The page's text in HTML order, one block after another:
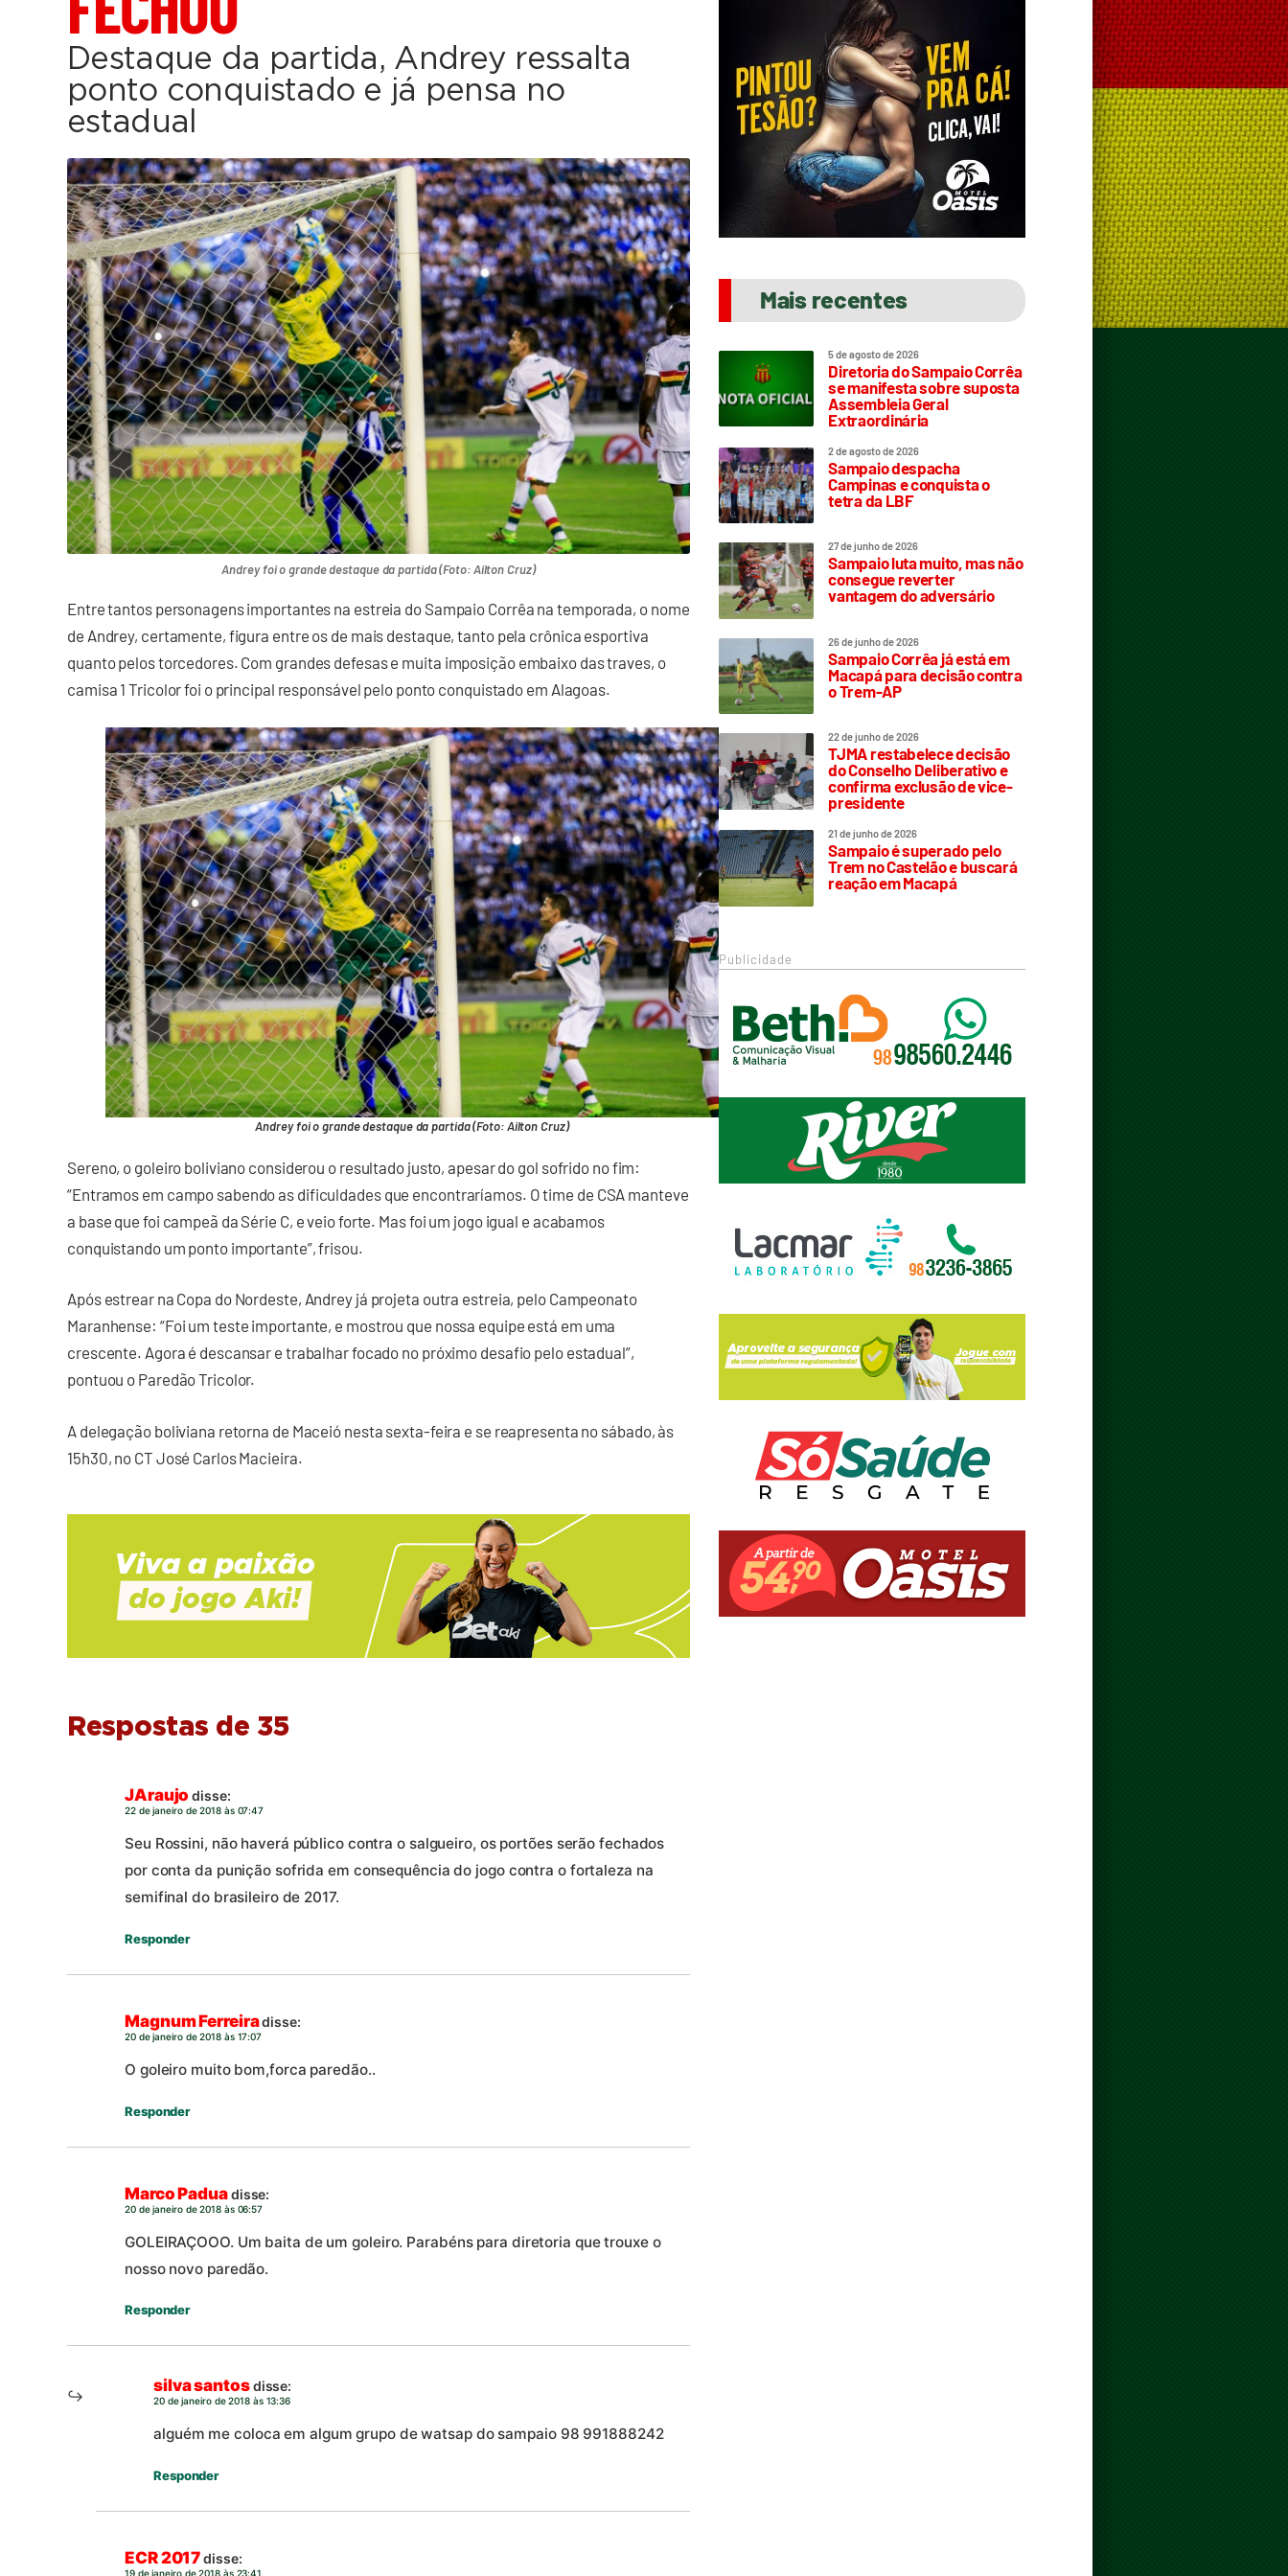
Destaque da partida, Andrey ressalta
ponto conquistado e já pensa no
estadual
Andrey foi o grande destaque da partida (Foto: Ailton Cruz)
Entre tantos personagens importantes na estreia do Sampaio Corrêa na temporada, o nome
de Andrey, certamente, figura entre os de mais destaque, tanto pela crônica esportiva
quanto pelos torcedores. Com grandes defesas e muita imposição embaixo das traves, o
camisa 1 Tricolor foi o principal responsável pelo ponto conquistado em Alagoas.
Andrey foi o grande destaque da partida (Foto: Ailton Cruz)
Sereno, o goleiro boliviano considerou o resultado justo, apesar do gol sofrido no fim:
“Entramos em campo sabendo as dificuldades que encontraríamos. O time de CSA manteve
a base que foi campeã da Série C, e veio forte. Mas foi um jogo igual e acabamos
conquistando um ponto importante”, frisou.
Após estrear na Copa do Nordeste, Andrey já projeta outra estreia, pelo Campeonato
Maranhense: “Foi um teste importante, e mostrou que nossa equipe está em uma
crescente. Agora é descansar e trabalhar focado no próximo desafio pelo estadual”,
pontuou o Paredão Tricolor.
A delegação boliviana retorna de Maceió nesta sexta-feira e se reapresenta no sábado, às
15h30, no CT José Carlos Macieira.
Respostas de 35
JAraujo disse:
22 de janeiro de 2018 às 07:47
Seu Rossini, não haverá público contra o salgueiro, os portões serão fechados
por conta da punição sofrida em consequência do jogo contra o fortaleza na
semifinal do brasileiro de 2017.
Responder
Magnum Ferreiradisse:
20 de janeiro de 2018 às 17:07
O goleiro muito bom,forca paredão..
Responder
Marco Paduadisse:
20 de janeiro de 2018 às 06:57
GOLEIRAÇOOO. Um baita de um goleiro. Parabéns para diretoria que trouxe o
nosso novo paredão.
Responder
silva santosdisse:
20 de janeiro de 2018 às 13:36
alguém me coloca em algum grupo de watsap do sampaio 98 991888242
Responder
ECR 2017disse:
19 de janeiro de 2018 às 23:41
Mais recentes
5 de agosto de 2026
Diretoria do Sampaio Corrêa
se manifesta sobre suposta
Assembleia Geral
Extraordinária
2 de agosto de 2026
Sampaio despacha
Campinas e conquista o
tetra da LBF
27 de junho de 2026
Sampaio luta muito, mas não
consegue reverter
vantagem do adversário
26 de junho de 2026
Sampaio Corrêa já está em
Macapá para decisão contra
o Trem-AP
22 de junho de 2026
TJMA restabelece decisão
do Conselho Deliberativo e
confirma exclusão de vice-
presidente
21 de junho de 2026
Sampaio é superado pelo
Trem no Castelão e buscará
reação em Macapá
Publicidade